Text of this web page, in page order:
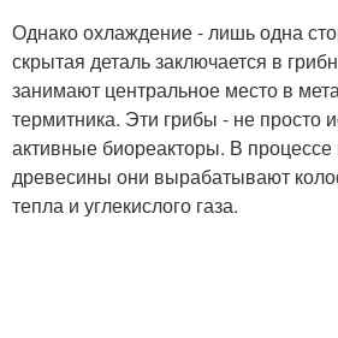
Однако охлаждение - лишь одна
скрытая деталь заключается в
занимают центральное место в
термитника. Эти грибы - не просто
активные биореакторы. В процессе
древесины они вырабатывают
тепла и углекислого газа.